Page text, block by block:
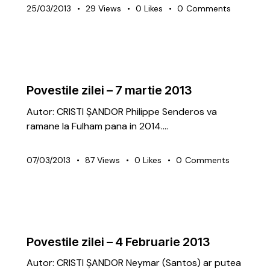
25/03/2013 29 Views 0 Likes 0 Comments
Povestile zilei – 7 martie 2013
Autor: CRISTI ȘANDOR Philippe Senderos va
ramane la Fulham pana in 2014.…
07/03/2013 87 Views 0 Likes 0 Comments
Povestile zilei – 4 Februarie 2013
Autor: CRISTI ȘANDOR Neymar (Santos) ar putea